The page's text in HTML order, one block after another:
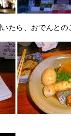
たら、おでんと